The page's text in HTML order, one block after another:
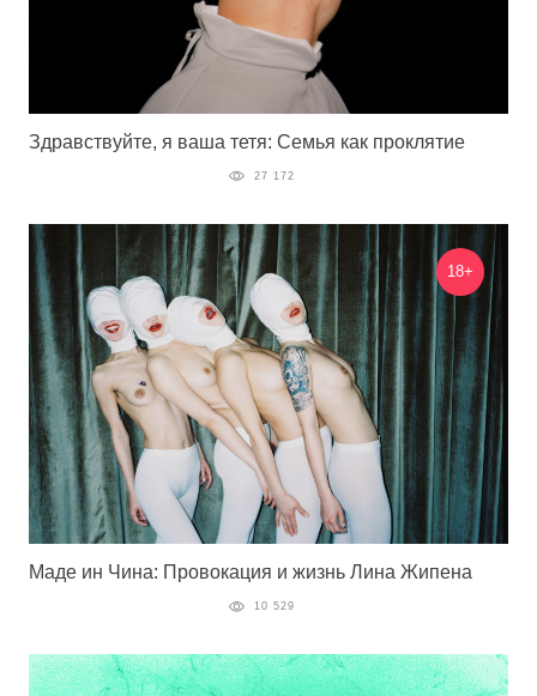
Здравствуйте, я ваша тетя: Семья как проклятие
27 172
18+
Маде ин Чина: Провокация и жизнь Лина Жипена
10 529